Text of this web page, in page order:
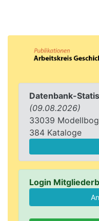
Datenbank-
(09.08.2026)
33039
384 Kataloge
Login